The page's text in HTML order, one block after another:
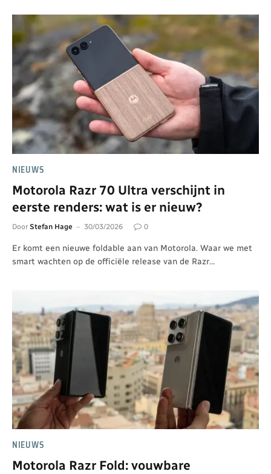
NIEUWS
Motorola Razr 70 Ultra verschijnt in
eerste renders: wat is er nieuw?
Door Stefan Hage 30/03/2026 0
Er komt een nieuwe foldable aan van Motorola. Waar we met
smart wachten op de officiële release van de Razr…
NIEUWS
Motorola Razr Fold: vouwbare